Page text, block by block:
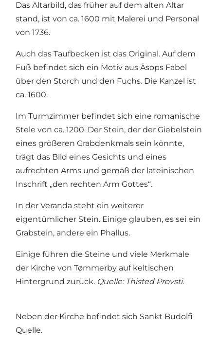
Das Altarbild, das früher auf dem alten Altar
stand, ist von ca. 1600 mit Malerei und Personal
von 1736.
Auch das Taufbecken ist das Original. Auf dem
Fuß befindet sich ein Motiv aus Äsops Fabel
über den Storch und den Fuchs. Die Kanzel ist
ca. 1600.
Im Turmzimmer befindet sich eine romanische
Stele von ca. 1200. Der Stein, der der Giebelstein
eines größeren Grabdenkmals sein könnte,
trägt das Bild eines Gesichts und eines
aufrechten Arms und gemäß der lateinischen
Inschrift „den rechten Arm Gottes“.
In der Veranda steht ein weiterer
eigentümlicher Stein. Einige glauben, es sei ein
Grabstein, andere ein Phallus.
Einige führen die Steine ​​und viele Merkmale
der Kirche von Tømmerby auf keltischen
Hintergrund zurück. Quelle: Thisted Provsti.
Neben der Kirche befindet sich Sankt Budolfi
Quelle.